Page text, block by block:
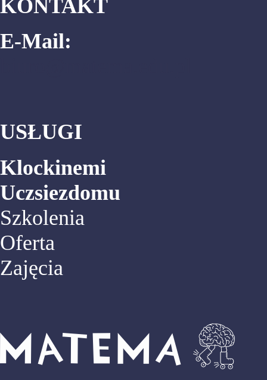
KONTAKT
E-Mail:
USŁUGI
Klockinemi
Uczsiezdomu
Szkolenia
Oferta
Zajęcia